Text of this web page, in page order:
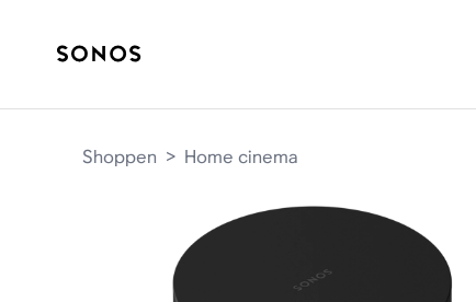
Shoppen > Home cinema